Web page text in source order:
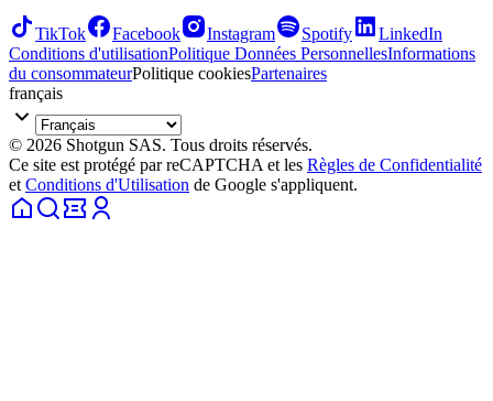
TikTok Facebook Instagram Spotify
LinkedIn
Conditions d'utilisationPolitique Données PersonnellesInformations
du consommateurPolitique cookiesPartenaires
français
© 2026 Shotgun SAS. Tous droits réservés.
Ce site est protégé par reCAPTCHA et les Règles de Confidentialité
et Conditions d'Utilisation de Google s'appliquent.